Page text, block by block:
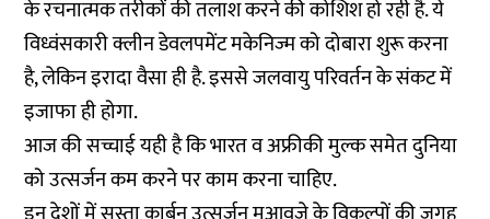
के रचनात्मक तरीकों की तलाश करने की कोशिश हो रही है. ये
विध्वंसकारी क्लीन डेवलपमेंट मकेनिज्म को दोबारा शुरू करना
है, लेकिन इरादा वैसा ही है. इससे जलवायु परिवर्तन के संकट में
इजाफा ही होगा.
आज की सच्चाई यही है कि भारत व अफ्रीकी मुल्क समेत दुनिया
को उत्सर्जन कम करने पर काम करना चाहिए.